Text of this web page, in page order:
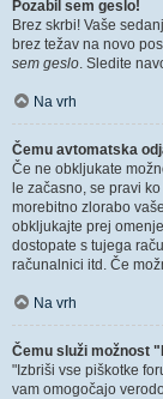
Pozabil sem geslo!
Brez skrbi! Vaše
brez težav na novo
sem geslo. Sledite
Na vrh
Čemu avtomatska
Če ne obkljukate
le začasno, se pravi
morebitno zlorabo
obkljukajte prej
dostopate s tujega
računalnici itd. Če
Na vrh
Čemu služi možnost
"Izbriši vse piškotke
vam omogočajo